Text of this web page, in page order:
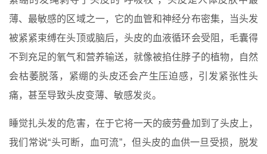
薄、最敏感的区域之一，它的血管和神经分布密集，当头发
被紧紧束缚在头顶或脑后，头皮的血液循环会受阻，毛囊得
不到充足的氧气和营养输送，就像被掐住脖子的植物，自然
会枯萎脱落，紧绷的头皮还会产生压迫感，引发紧张性头
痛，甚至导致头皮变薄、敏感发炎。
睡觉扎头发的危害，在于它将一天的疲劳叠加到了头皮上，
我们常说“头可断，血可流”，但头皮的血供一旦受损，脱发